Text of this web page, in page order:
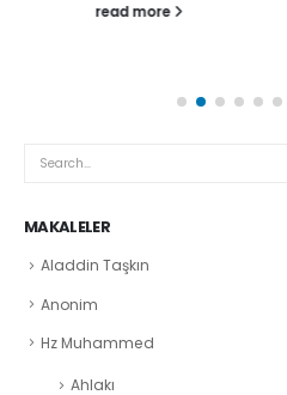
read more
Aladdin Taşkın
Anonim
Hz Muhammed
Ahlakı
Hayatı